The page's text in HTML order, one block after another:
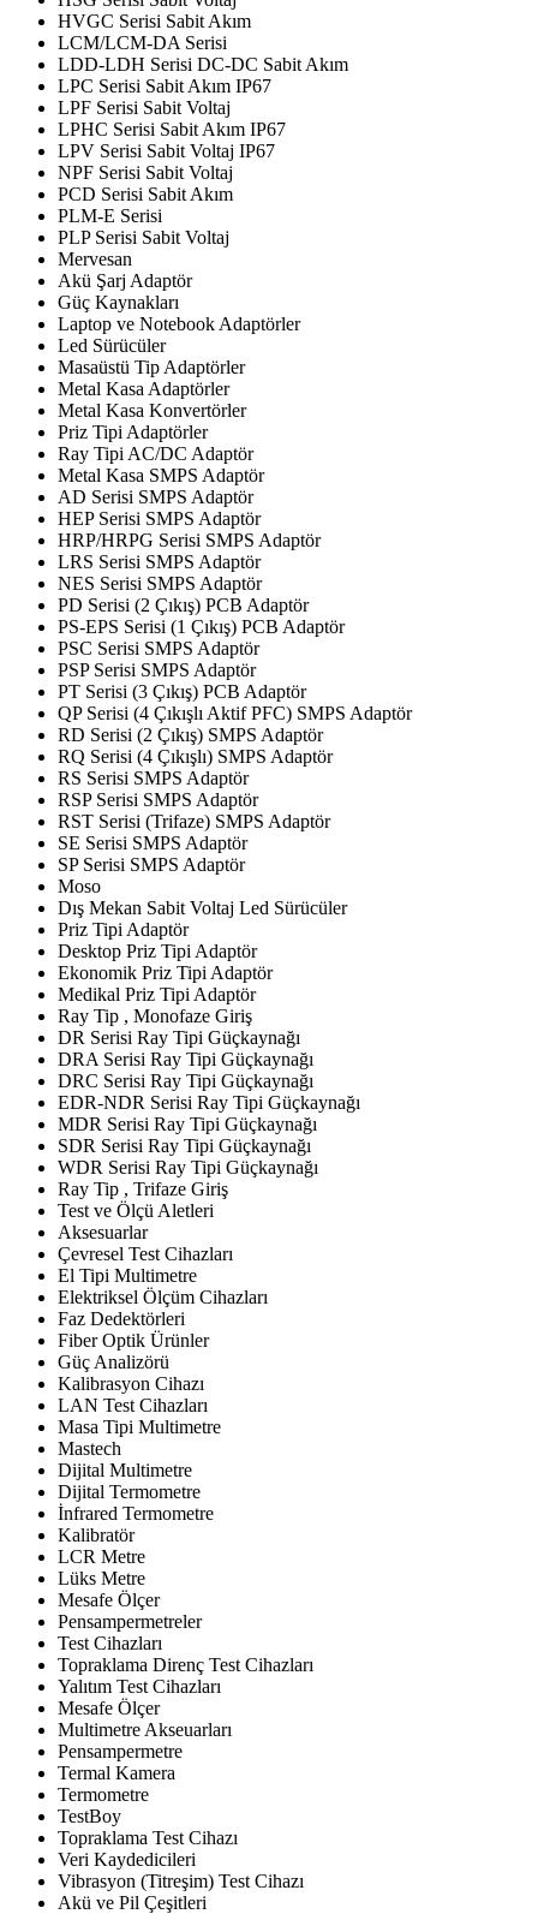
HVGC Serisi Sabit Akım
LCM/LCM-DA Serisi
LDD-LDH Serisi DC-DC Sabit Akım
LPC Serisi Sabit Akım IP67
LPF Serisi Sabit Voltaj
LPHC Serisi Sabit Akım IP67
LPV Serisi Sabit Voltaj IP67
NPF Serisi Sabit Voltaj
PCD Serisi Sabit Akım
PLM-E Serisi
PLP Serisi Sabit Voltaj
Mervesan
Akü Şarj Adaptör
Güç Kaynakları
Laptop ve Notebook Adaptörler
Led Sürücüler
Masaüstü Tip Adaptörler
Metal Kasa Adaptörler
Metal Kasa Konvertörler
Priz Tipi Adaptörler
Ray Tipi AC/DC Adaptör
Metal Kasa SMPS Adaptör
AD Serisi SMPS Adaptör
HEP Serisi SMPS Adaptör
HRP/HRPG Serisi SMPS Adaptör
LRS Serisi SMPS Adaptör
NES Serisi SMPS Adaptör
PD Serisi (2 Çıkış) PCB Adaptör
PS-EPS Serisi (1 Çıkış) PCB Adaptör
PSC Serisi SMPS Adaptör
PSP Serisi SMPS Adaptör
PT Serisi (3 Çıkış) PCB Adaptör
QP Serisi (4 Çıkışlı Aktif PFC) SMPS Adaptör
RD Serisi (2 Çıkış) SMPS Adaptör
RQ Serisi (4 Çıkışlı) SMPS Adaptör
RS Serisi SMPS Adaptör
RSP Serisi SMPS Adaptör
RST Serisi (Trifaze) SMPS Adaptör
SE Serisi SMPS Adaptör
SP Serisi SMPS Adaptör
Moso
Dış Mekan Sabit Voltaj Led Sürücüler
Priz Tipi Adaptör
Desktop Priz Tipi Adaptör
Ekonomik Priz Tipi Adaptör
Medikal Priz Tipi Adaptör
Ray Tip , Monofaze Giriş
DR Serisi Ray Tipi Güçkaynağı
DRA Serisi Ray Tipi Güçkaynağı
DRC Serisi Ray Tipi Güçkaynağı
EDR-NDR Serisi Ray Tipi Güçkaynağı
MDR Serisi Ray Tipi Güçkaynağı
SDR Serisi Ray Tipi Güçkaynağı
WDR Serisi Ray Tipi Güçkaynağı
Ray Tip , Trifaze Giriş
Test ve Ölçü Aletleri
Aksesuarlar
Çevresel Test Cihazları
El Tipi Multimetre
Elektriksel Ölçüm Cihazları
Faz Dedektörleri
Fiber Optik Ürünler
Güç Analizörü
Kalibrasyon Cihazı
LAN Test Cihazları
Masa Tipi Multimetre
Mastech
Dijital Multimetre
Dijital Termometre
İnfrared Termometre
Kalibratör
LCR Metre
Lüks Metre
Mesafe Ölçer
Pensampermetreler
Test Cihazları
Topraklama Direnç Test Cihazları
Yalıtım Test Cihazları
Mesafe Ölçer
Multimetre Akseuarları
Pensampermetre
Termal Kamera
Termometre
TestBoy
Topraklama Test Cihazı
Veri Kaydedicileri
Vibrasyon (Titreşim) Test Cihazı
Akü ve Pil Çeşitleri